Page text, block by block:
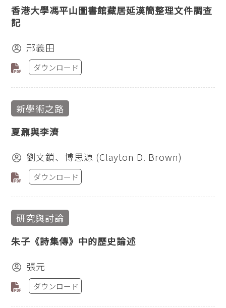
香港大學馮平山圖書館藏居延漢簡整理文件調查
記
邢義田
ダウンロード
新學術之路
夏鼐與李濟
劉文鎖、博思源 (Clayton D. Brown)
ダウンロード
研究與討論
朱子《詩集傳》中的歷史論述
張元
ダウンロード